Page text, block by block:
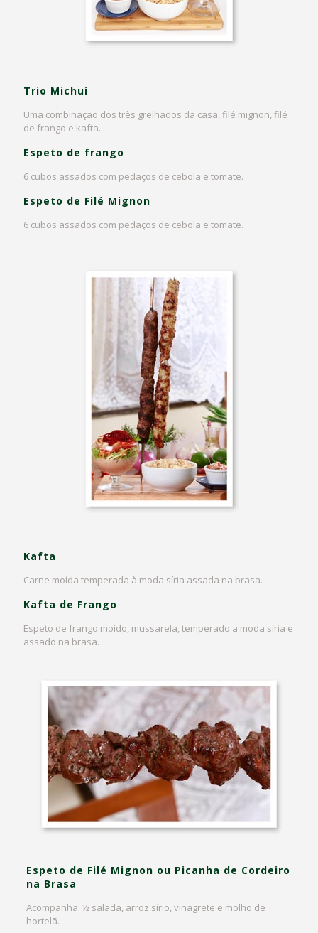
Trio Michuí
Uma combinação dos três grelhados da casa, filé mignon, filé
de frango e kafta.
Espeto de frango
6 cubos assados com pedaços de cebola e tomate.
Espeto de Filé Mignon
6 cubos assados com pedaços de cebola e tomate.
Kafta
Carne moída temperada à moda síria assada na brasa.
Kafta de Frango
Espeto de frango moído, mussarela, temperado a moda síria e
assado na brasa.
Espeto de Filé Mignon ou Picanha de Cordeiro
na Brasa
Acompanha: ½ salada, arroz sírio, vinagrete e molho de
hortelã.